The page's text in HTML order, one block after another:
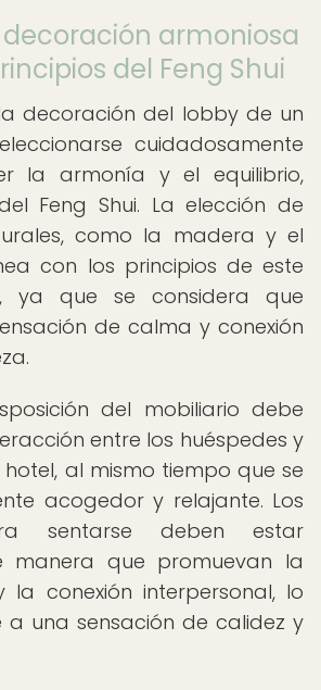
decoración armoniosa
del Feng Shui
decoración del lobby de un
cuidadosamente
la armonía y el equilibrio,
Feng Shui. La elección de
como la madera y el
con los principios de este
ya que se considera que
de calma y conexión
del mobiliario debe
entre los huéspedes y
al mismo tiempo que se
acogedor y relajante. Los
sentarse deben estar
manera que promuevan la
la conexión interpersonal, lo
a una sensación de calidez y